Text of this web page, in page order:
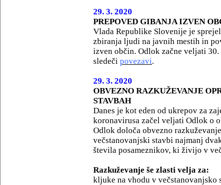
29. 3. 2020
PREPOVED GIBANJA IZVEN
Vlada Republike Slovenije je
zbiranja ljudi na javnih mestih in
izven občin. Odlok začne veljati
sledeči povezavi.
29. 3. 2020
OBVEZNO RAZKUŽEVANJE
STAVBAH
Danes je kot eden od ukrepov za
koronavirusa začel veljati Odlok o
Odlok določa obvezno
večstanovanjski stavbi najmanj
števila posameznikov, ki živijo v
Razkuževanje še zlasti velja za:
kljuke na vhodu v večstanovanjsko